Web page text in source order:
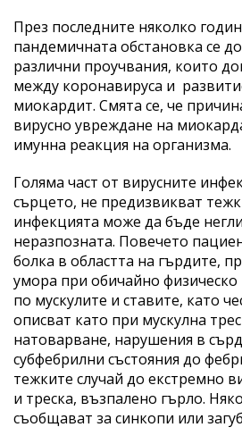
През последните няколко
пандемичната обстановка се
различни проучвания, които
между коронавируса и
миокардит. Смята се, че
вирусно увреждане на
имунна реакция на организма.
Голяма част от вирусните
сърцето, не предизвикват
инфекцията може да бъде
неразпозната. Повечето
болка в областта на гърдите,
умора при обичайно
по мускулите и ставите, като
описват като при мускулна
натоварване, нарушения в
субфебрилни състояния до
тежките случай до екстремно
и треска, възпалено гърло.
съобщават за синкопи или